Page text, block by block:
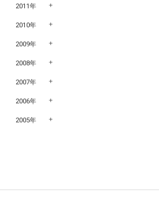
2011年
2010年
2009年
2008年
2007年
2006年
2005年